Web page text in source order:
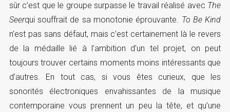
sûr c’est que le groupe surpasse le travail réalisé avec The
Seerqui souffrait de sa monotonie éprouvante. To Be Kind
n’est pas sans défaut, mais c’est certainement là le revers
de la médaille lié à l’ambition d’un tel projet, on peut
toujours trouver certains moments moins intéressants que
d’autres. En tout cas, si vous êtes curieux, que les
sonorités électroniques envahissantes de la musique
contemporaine vous prennent un peu la tête, et qu’une